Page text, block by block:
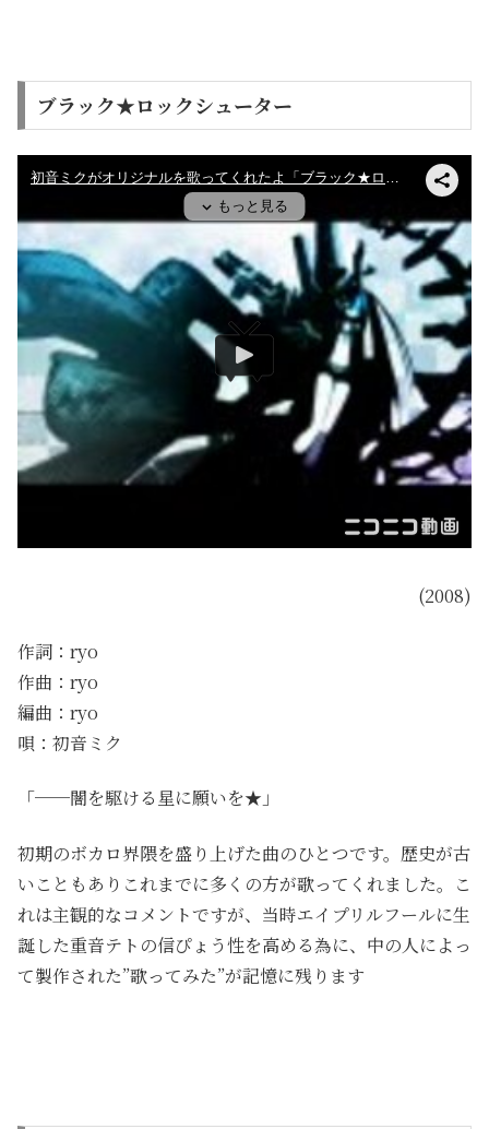
ブラック★ロックシューター
(2008)
作詞：ryo
作曲：ryo
編曲：ryo
唄：初音ミク
「──闇を駆ける星に願いを★」
初期のボカロ界隈を盛り上げた曲のひとつです。歴史が古
いこともありこれまでに多くの方が歌ってくれました。こ
れは主観的なコメントですが、当時エイプリルフールに生
誕した重音テトの信ぴょう性を高める為に、中の人によっ
て製作された”歌ってみた”が記憶に残ります